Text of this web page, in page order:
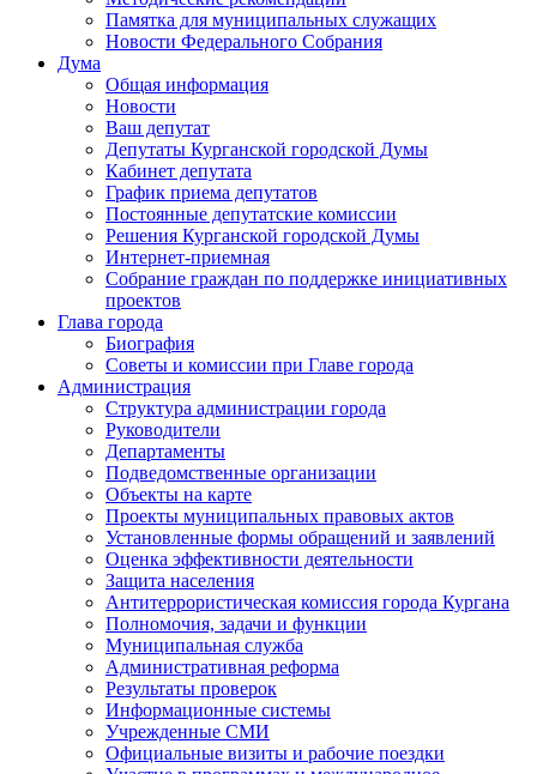
Памятка для муниципальных служащих
Новости Федерального Cобрания
Дума
Общая информация
Новости
Ваш депутат
Депутаты Курганской городской Думы
Кабинет депутата
График приема депутатов
Постоянные депутатские комиссии
Решения Курганской городской Думы
Интернет-приемная
Собрание граждан по поддержке инициативных
проектов
Глава города
Биография
Советы и комиссии при Главе города
Администрация
Структура администрации города
Руководители
Департаменты
Подведомственные организации
Объекты на карте
Проекты муниципальных правовых актов
Установленные формы обращений и заявлений
Оценка эффективности деятельности
Защита населения
Антитеррористическая комиссия города Кургана
Полномочия, задачи и функции
Муниципальная служба
Административная реформа
Результаты проверок
Информационные системы
Учрежденные СМИ
Официальные визиты и рабочие поездки